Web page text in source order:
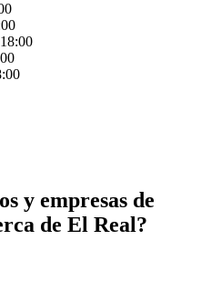
y empresas de
de El Real?